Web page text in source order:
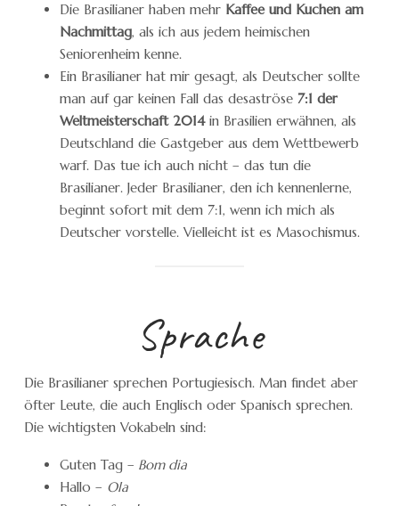
Die Brasilianer haben mehr Kaffee und Kuchen am
Nachmittag, als ich aus jedem heimischen
Seniorenheim kenne.
Ein Brasilianer hat mir gesagt, als Deutscher sollte
man auf gar keinen Fall das desaströse 7:1 der
Weltmeisterschaft 2014in Brasilien erwähnen, als
Deutschland die Gastgeber aus dem Wettbewerb
warf. Das tue ich auch nicht – das tun die
Brasilianer. Jeder Brasilianer, den ich kennenlerne,
beginnt sofort mit dem 7:1, wenn ich mich als
Deutscher vorstelle. Vielleicht ist es Masochismus.
Sprache
Die Brasilianer sprechen Portugiesisch. Man findet aber
öfter Leute, die auch Englisch oder Spanisch sprechen.
Die wichtigsten Vokabeln sind:
Guten Tag – Bom dia
Hallo – Ola